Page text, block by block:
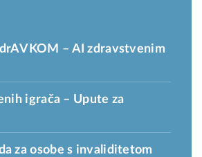
– AI zdravstvenim
igrača – Upute za
za osobe s invaliditetom